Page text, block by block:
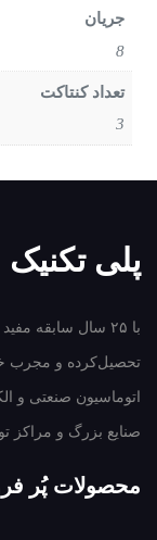
جریان
8
تعداد کنتاکت
3
پلی تکنیک
با ۲۵ سال سابقه
تحصیل‌کرده و مجرب
اتوماسیون صنعتی و
صنایع بزرگ و مراکز
محصولات پُر